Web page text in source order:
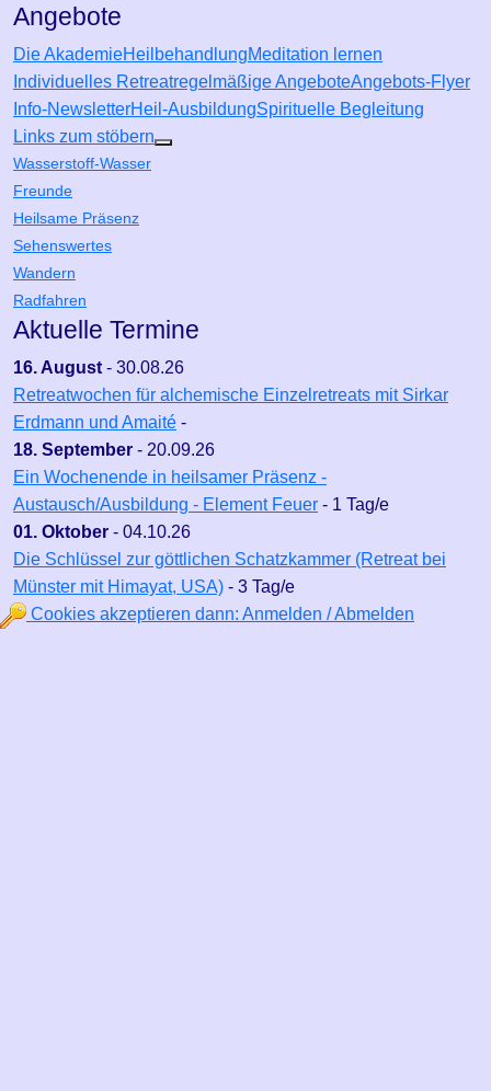
Angebote
Die AkademieHeilbehandlungMeditation lernen
Individuelles Retreatregelmäßige AngeboteAngebots-Flyer
Info-NewsletterHeil-AusbildungSpirituelle Begleitung
Links zum stöbern
Wasserstoff-Wasser
Freunde
Heilsame Präsenz
Sehenswertes
Wandern
Radfahren
Aktuelle Termine
16. August - 30.08.26
Retreatwochen für alchemische Einzelretreats mit Sirkar
Erdmann und Amaité -
18. September - 20.09.26
Ein Wochenende in heilsamer Präsenz -
Austausch/Ausbildung - Element Feuer - 1 Tag/e
01. Oktober - 04.10.26
Die Schlüssel zur göttlichen Schatzkammer (Retreat bei
Münster mit Himayat, USA) - 3 Tag/e
Cookies akzeptieren dann: Anmelden / Abmelden